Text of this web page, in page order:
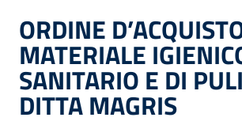
ORDINE
MATERIALE
SANITARIO E DI
DITTA MAGRIS